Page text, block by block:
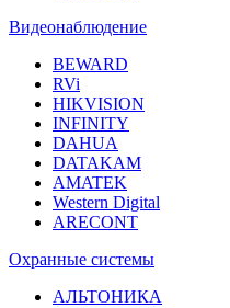
Видеонаблюдение
BEWARD
RVi
HIKVISION
INFINITY
DAHUA
DATAKAM
AMATEK
Western Digital
ARECONT
Охранные системы
АЛЬТОНИКА